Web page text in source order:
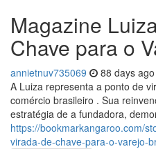
Magazine
Chave para o
annietnuv735069 88 days ago
A Luiza representa a ponto de
comércio brasileiro . Sua
estratégia de a fundadora,
https://bookmarkangaroo.com/
virada-de-chave-para-o-varejo-